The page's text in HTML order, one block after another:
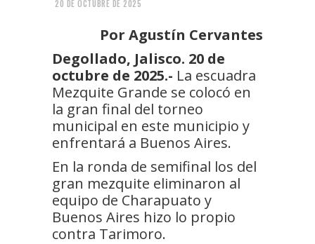
20 DE OCTUBRE DE 2025
Por Agustín Cervantes
Degollado, Jalisco. 20 de
octubre de 2025.- La escuadra
Mezquite Grande se colocó en
la gran final del torneo
municipal en este municipio y
enfrentará a Buenos Aires.
En la ronda de semifinal los del
gran mezquite eliminaron al
equipo de Charapuato y
Buenos Aires hizo lo propio
contra Tarimoro.